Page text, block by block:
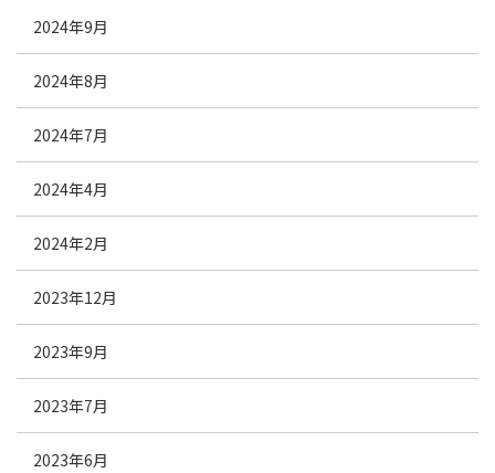
2024年9月
2024年8月
2024年7月
2024年4月
2024年2月
2023年12月
2023年9月
2023年7月
2023年6月